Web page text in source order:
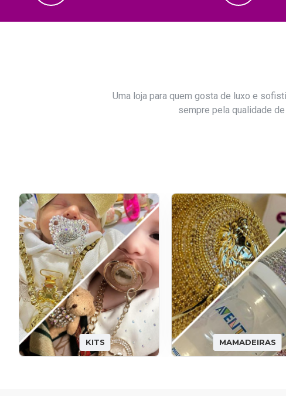
Uma loja para quem gosta de luxo e
sempre pela qualidade
KITS MAMADEIRAS